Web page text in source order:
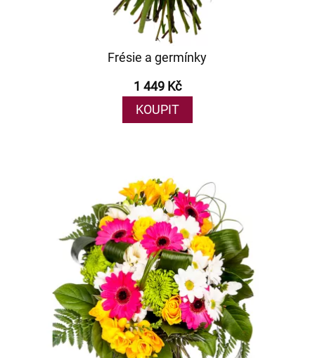
Frésie a germínky
1 449 Kč
KOUPIT